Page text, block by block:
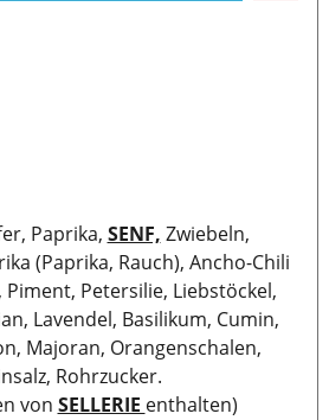
Paprika, SENF, Zwiebeln,
(Paprika, Rauch), Ancho-Chili
Petersilie, Liebstöckel,
Lavendel, Basilikum, Cumin,
Majoran, Orangenschalen,
Rohrzucker.
von SELLERIE enthalten)